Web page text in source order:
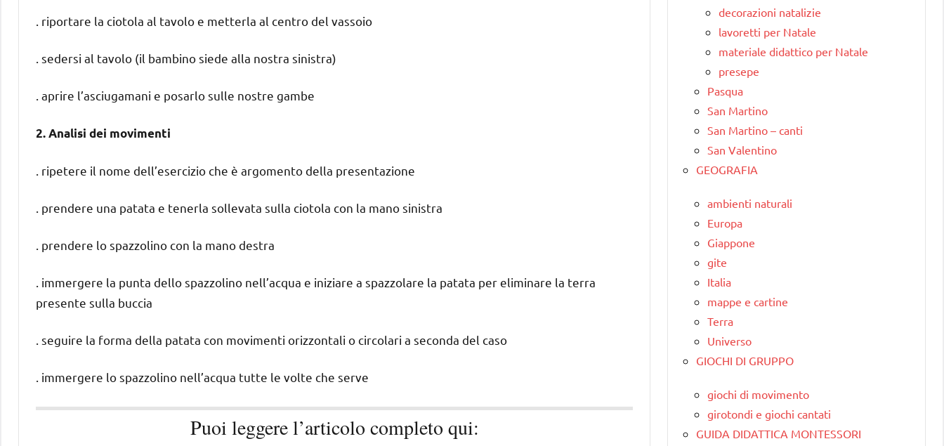
. riportare la ciotola al tavolo e metterla al centro del vassoio
. sedersi al tavolo (il bambino siede alla nostra sinistra)
. aprire l’asciugamani e posarlo sulle nostre gambe
2. Analisi dei movimenti
. ripetere il nome dell’esercizio che è argomento della presentazione
. prendere una patata e tenerla sollevata sulla ciotola con la mano sinistra
. prendere lo spazzolino con la mano destra
. immergere la punta dello spazzolino nell’acqua e iniziare a spazzolare la patata per eliminare la terra
presente sulla buccia
. seguire la forma della patata con movimenti orizzontali o circolari a seconda del caso
. immergere lo spazzolino nell’acqua tutte le volte che serve
Puoi leggere l’articolo completo qui:
decorazioni natalizie
lavoretti per Natale
materiale didattico per Natale
presepe
Pasqua
San Martino
San Martino – canti
San Valentino
GEOGRAFIA
ambienti naturali
Europa
Giappone
gite
Italia
mappe e cartine
Terra
Universo
GIOCHI DI GRUPPO
giochi di movimento
girotondi e giochi cantati
GUIDA DIDATTICA MONTESSORI